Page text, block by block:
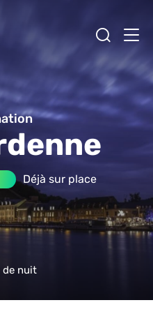
Tourisme
de nuit
Déjà sur place